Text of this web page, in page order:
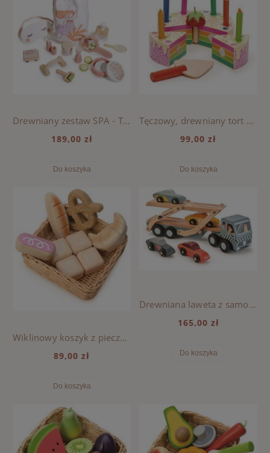
Drewniany zestaw SPA - Tender Leaf Toys
189,00 zł
Do koszyka
Tęczowy, drewniany tort urodzinowy - Tender Leaf Toys
99,00 zł
Do koszyka
Wiklinowy koszyk z pieczywem - Tender Leaf Toys
89,00 zł
Do koszyka
Drewniana laweta z samochodami - Tender Leaf Toys
165,00 zł
Do koszyka